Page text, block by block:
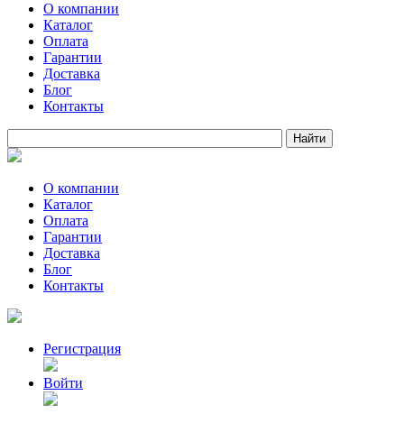
О компании
Каталог
Оплата
Гарантии
Доставка
Блог
Контакты
О компании
Каталог
Оплата
Гарантии
Доставка
Блог
Контакты
Регистрация
Войти